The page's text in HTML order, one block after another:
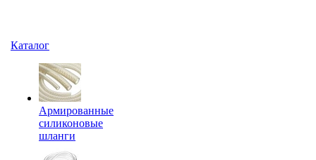
Каталог
Армированные
силиконовые
шланги